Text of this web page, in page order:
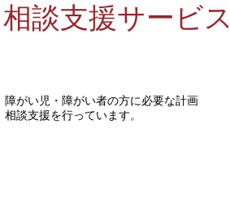
相談支援サービス
障がい児・障がい者の方に必要な計画
相談支援を行っています。